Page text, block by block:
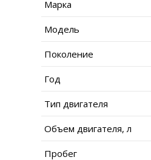
Марка
Модель
Поколение
Год
Тип двигателя
Объем двигателя, л
Пробег